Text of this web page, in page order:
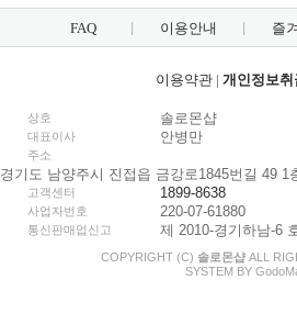
FAQ 이용안내 즐
이용약관| 개인정보취
상호 솔로몬샵
대표이사 안병만
주소
경기도 남양주시 진접읍 금강로1845번길 49 1
고객센터 1899-8638
사업자번호 220-07-61880
통신판매업신고 제 2010-경기하남-6
COPYRIGHT (C) 솔로몬샵 ALL
SYSTEM BY Godo